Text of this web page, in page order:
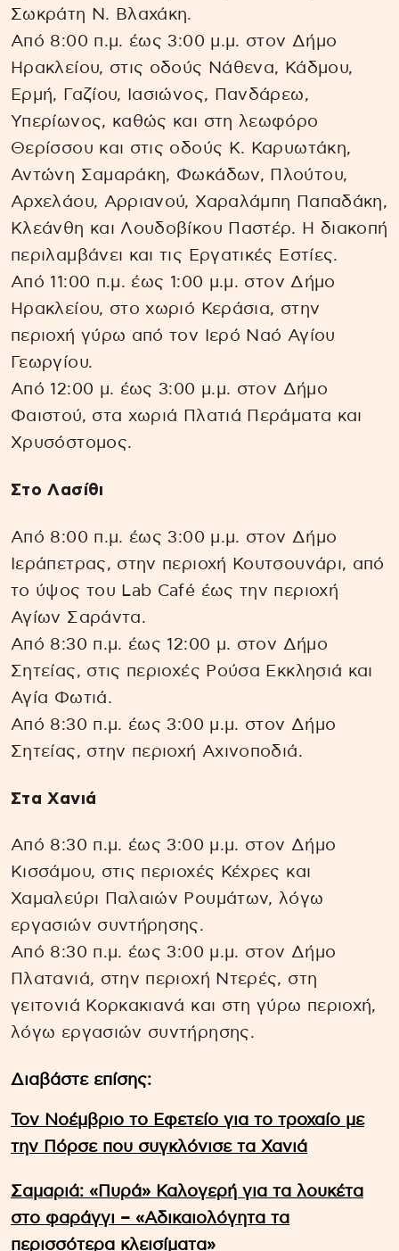
Σωκράτη Ν. Βλαχάκη.
Από 8:00 π.μ. έως 3:00 μ.μ. στον Δήμο
Ηρακλείου, στις οδούς Νάθενα, Κάδμου,
Ερμή, Γαζίου, Ιασιώνος, Πανδάρεω,
Υπερίωνος, καθώς και στη λεωφόρο
Θερίσσου και στις οδούς Κ. Καρυωτάκη,
Αντώνη Σαμαράκη, Φωκάδων, Πλούτου,
Αρχελάου, Αρριανού, Χαραλάμπη Παπαδάκη,
Κλεάνθη και Λουδοβίκου Παστέρ. Η διακοπή
περιλαμβάνει και τις Εργατικές Εστίες.
Από 11:00 π.μ. έως 1:00 μ.μ. στον Δήμο
Ηρακλείου, στο χωριό Κεράσια, στην
περιοχή γύρω από τον Ιερό Ναό Αγίου
Γεωργίου.
Από 12:00 μ. έως 3:00 μ.μ. στον Δήμο
Φαιστού, στα χωριά Πλατιά Περάματα και
Χρυσόστομος.
Στο Λασίθι
Από 8:00 π.μ. έως 3:00 μ.μ. στον Δήμο
Ιεράπετρας, στην περιοχή Κουτσουνάρι, από
το ύψος του Lab Café έως την περιοχή
Αγίων Σαράντα.
Από 8:30 π.μ. έως 12:00 μ. στον Δήμο
Σητείας, στις περιοχές Ρούσα Εκκλησιά και
Αγία Φωτιά.
Από 8:30 π.μ. έως 3:00 μ.μ. στον Δήμο
Σητείας, στην περιοχή Αχινοποδιά.
Στα Χανιά
Από 8:30 π.μ. έως 3:00 μ.μ. στον Δήμο
Κισσάμου, στις περιοχές Κέχρες και
Χαμαλεύρι Παλαιών Ρουμάτων, λόγω
εργασιών συντήρησης.
Από 8:30 π.μ. έως 3:00 μ.μ. στον Δήμο
Πλατανιά, στην περιοχή Ντερές, στη
γειτονιά Κορκακιανά και στη γύρω περιοχή,
λόγω εργασιών συντήρησης.
Διαβάστε επίσης:
Τον Νοέμβριο το Εφετείο για το τροχαίο με
την Πόρσε που συγκλόνισε τα Χανιά
Σαμαριά: «Πυρά» Καλογερή για τα λουκέτα
στο φαράγγι – «Αδικαιολόγητα τα
περισσότερα κλεισίματα»